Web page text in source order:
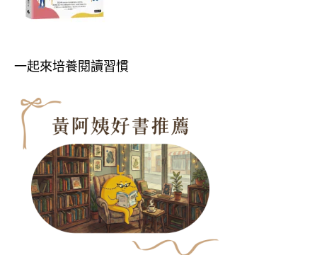
一起來培養閱讀習慣